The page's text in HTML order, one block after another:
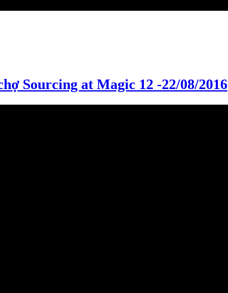
Sourcing at Magic 12 -22/08/2016